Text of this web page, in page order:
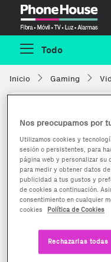
Todo
Inicio Gaming
Nos preocupamos por
Utilizamos cookies y
sesión o persistentes, para
página web y personalizar su
para medir y obtener datos
publicidad a tus gustos y
de cookies a continuación.
consentimiento en cualquier
cookies
Política de Cookies
Rechazarlas todas